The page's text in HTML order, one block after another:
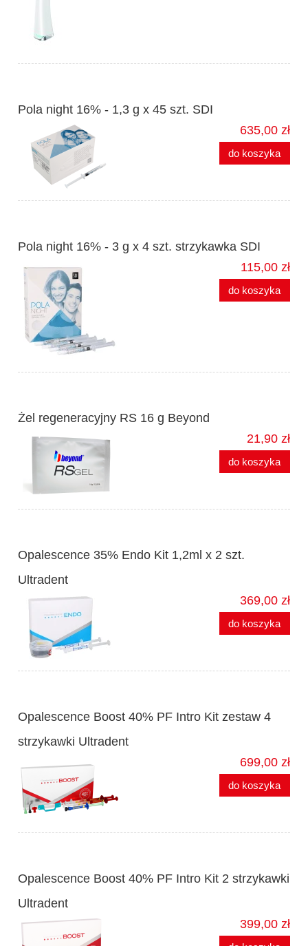
Pola night 16% - 1,3 g x 45 szt. SDI
635,00 zł
do koszyka
Pola night 16% - 3 g x 4 szt. strzykawka SDI
115,00 zł
do koszyka
Żel regeneracyjny RS 16 g Beyond
21,90 zł
do koszyka
Opalescence 35% Endo Kit 1,2ml x 2 szt.
Ultradent
369,00 zł
do koszyka
Opalescence Boost 40% PF Intro Kit zestaw 4
strzykawki Ultradent
699,00 zł
do koszyka
Opalescence Boost 40% PF Intro Kit 2 strzykawki
Ultradent
399,00 zł